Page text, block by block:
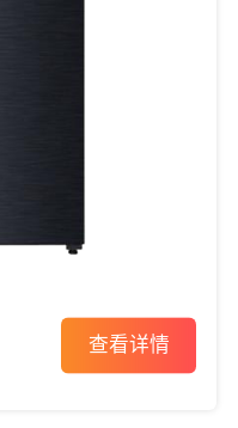
查看详情